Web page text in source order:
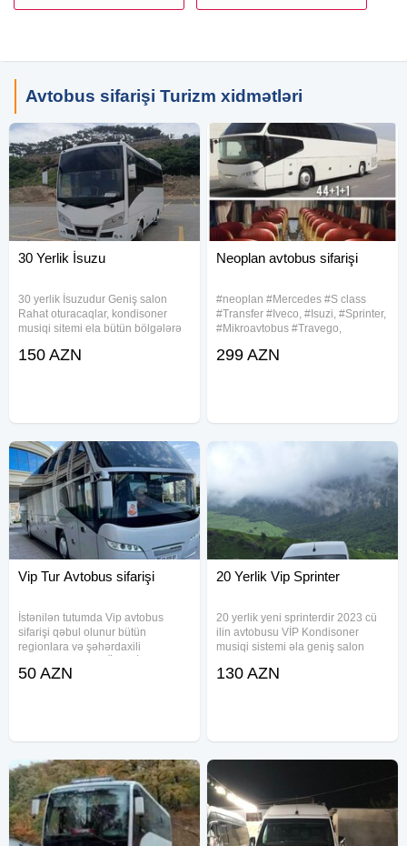
Avtobus sifarişi Turizm xidmətləri
30 Yerlik İsuzu
30 yerlik İsuzudur Geniş salon
Rahat oturacaqlar, kondisoner
musiqi sitemi ela bütün bölgələrə
sifarişlər qəbul olunur.
150 AZN
Neoplan avtobus sifarişi
#neoplan #Mercedes #S class
#Transfer #Iveco, #Isuzi, #Sprinter,
#Mikroavtobus #Travego,
#Viano #aeroportdan #qonaqlarin
299 AZN
Vip Tur Avtobus sifarişi
İstənilən tutumda Vip avtobus
sifarişi qəbul olunur bütün
regionlara və şəhərdaxili
SÜRÜCÜLƏRİMİZ və VİP
50 AZN
20 Yerlik Vip Sprinter
20 yerlik yeni sprinterdir 2023 cü
ilin avtobusu VİP Kondisoner
musiqi sistemi əla geniş salon
Bölgələrə, tədbirlərə sifarişlər
130 AZN